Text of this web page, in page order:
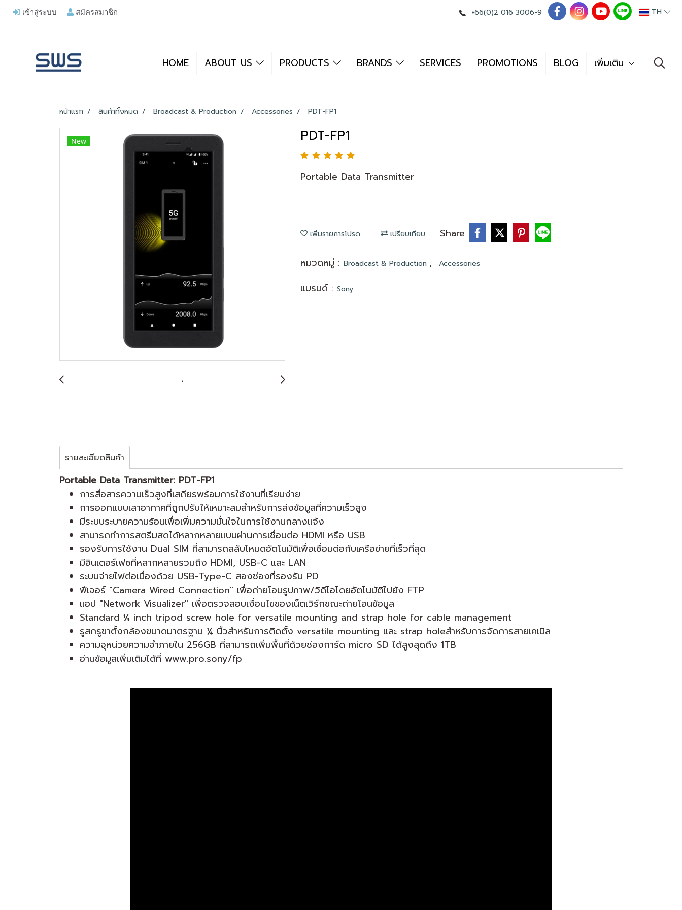
เข้าสู่ระบบ สมัครสมาชิก +66(0)2 016 3006-9 TH
HOME ABOUT US PRODUCTS BRANDS SERVICES PROMOTIONS BLOG เพิ่มเติม
หน้าแรก สินค้าทั้งหมด Broadcast & Production Accessories PDT-FP1
New PDT-FP1
Portable Data Transmitter
เพิ่มรายการโปรด เปรียบเทียบ Share
หมวดหมู่ : Broadcast & Production , Accessories
แบรนด์ : Sony
รายละเอียดสินค้า
Portable Data Transmitter: PDT-FP1
การสื่อสารความเร็วสูงที่เสถียรพร้อมการใช้งานที่เรียบง่าย
การออกแบบเสาอากาศที่ถูกปรับให้เหมาะสมสำหรับการส่งข้อมูลที่ความเร็วสูง
มีระบบระบายความร้อนเพื่อเพิ่มความมั่นใจในการใช้งานกลางแจ้ง
สามารถทำการสตรีมสดได้หลากหลายแบบผ่านการเชื่อมต่อ HDMI หรือ USB
รองรับการใช้งาน Dual SIM ที่สามารถสลับโหมดอัตโนมัติเพื่อเชื่อมต่อกับเครือข่ายที่เร็วที่สุด
มีอินเตอร์เฟซที่หลากหลายรวมถึง HDMI, USB-C และ LAN
ระบบจ่ายไฟต่อเนื่องด้วย USB-Type-C สองช่องที่รองรับ PD
ฟีเจอร์ "Camera Wired Connection" เพื่อถ่ายโอนรูปภาพ/วิดีโอโดยอัตโนมัติไปยัง FTP
แอป "Network Visualizer" เพื่อตรวจสอบเงื่อนไขของเน็ตเวิร์กขณะถ่ายโอนข้อมูล
Standard ¼ inch tripod screw hole for versatile mounting and strap hole for cable management
รูสกรูขาตั้งกล้องขนาดมาตรฐาน ¼ นิ้วสำหรับการติดตั้ง versatile mounting และ strap holeสำหรับการจัดการสายเคเบิล
ความจุหน่วยความจำภายใน 256GB ที่สามารถเพิ่มพื้นที่ด้วยช่องการ์ด micro SD ได้สูงสุดถึง 1TB
อ่านข้อมูลเพิ่มเติมได้ที่ www.pro.sony/fp